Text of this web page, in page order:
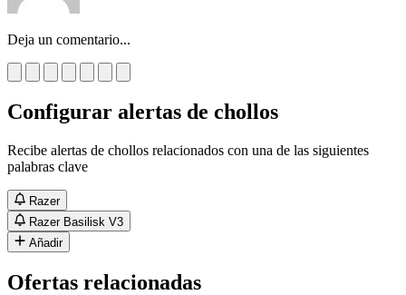
Deja un comentario...
Configurar alertas de chollos
Recibe alertas de chollos relacionados con una de las siguientes
palabras clave
Razer
Razer Basilisk V3
Añadir
Ofertas relacionadas